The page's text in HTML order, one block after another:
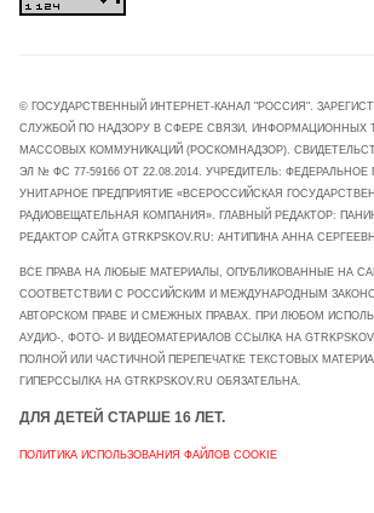
© ГОСУДАРСТВЕННЫЙ ИНТЕРНЕТ-КАНАЛ "РОССИЯ".
СЛУЖБОЙ ПО НАДЗОРУ В СФЕРЕ СВЯЗИ, ИНФОРМАЦИОННЫХ
МАССОВЫХ КОММУНИКАЦИЙ (РОСКОМНАДЗОР).
ЭЛ № ФС 77-59166 ОТ 22.08.2014. УЧРЕДИТЕЛЬ:
УНИТАРНОЕ ПРЕДПРИЯТИЕ «ВСЕРОССИЙСКАЯ
РАДИОВЕЩАТЕЛЬНАЯ КОМПАНИЯ». ГЛАВНЫЙ РЕДАКТОР:
РЕДАКТОР САЙТА GTRKPSKOV.RU: АНТИПИНА АННА
ВСЕ ПРАВА НА ЛЮБЫЕ МАТЕРИАЛЫ, ОПУБЛИКОВАННЫЕ НА
СООТВЕТСТВИИ С РОССИЙСКИМ И МЕЖДУНАРОДНЫМ
АВТОРСКОМ ПРАВЕ И СМЕЖНЫХ ПРАВАХ. ПРИ ЛЮБОМ
АУДИО-, ФОТО- И ВИДЕОМАТЕРИАЛОВ ССЫЛКА НА
ПОЛНОЙ ИЛИ ЧАСТИЧНОЙ ПЕРЕПЕЧАТКЕ ТЕКСТОВЫХ
ГИПЕРССЫЛКА НА GTRKPSKOV.RU ОБЯЗАТЕЛЬНА.
ДЛЯ ДЕТЕЙ СТАРШЕ 16 ЛЕТ.
ПОЛИТИКА ИСПОЛЬЗОВАНИЯ ФАЙЛОВ COOKIE